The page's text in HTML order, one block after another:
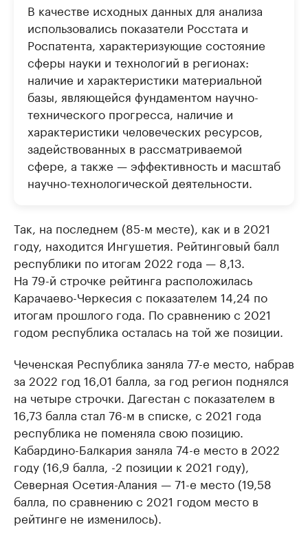
В качестве исходных данных для анализа
использовались показатели Росстата и
Роспатента, характеризующие состояние
сферы науки и технологий в регионах:
наличие и характеристики материальной
базы, являющейся фундаментом научно-
технического прогресса, наличие и
характеристики человеческих ресурсов,
задействованных в рассматриваемой
сфере, а также — эффективность и масштаб
научно-технологической деятельности.
Так, на последнем (85-м месте), как и в 2021
году, находится Ингушетия. Рейтинговый балл
республики по итогам 2022 года — 8,13.
На 79-й строчке рейтинга расположилась
Карачаево-Черкесия с показателем 14,24 по
итогам прошлого года. По сравнению с 2021
годом республика осталась на той же позиции.
Чеченская Республика заняла 77-е место, набрав
за 2022 год 16,01 балла, за год регион поднялся
на четыре строчки. Дагестан с показателем в
16,73 балла стал 76-м в списке, с 2021 года
республика не поменяла свою позицию.
Кабардино-Балкария заняла 74-е место в 2022
году (16,9 балла, -2 позиции к 2021 году),
Северная Осетия-Алания — 71-е место (19,58
балла, по сравнению с 2021 годом место в
рейтинге не изменилось).